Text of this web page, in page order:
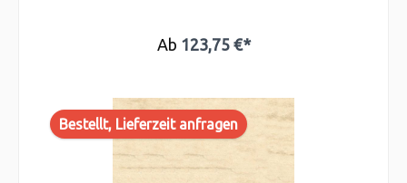
Ab 123,75 €*
Bestellt, Lieferzeit anfragen